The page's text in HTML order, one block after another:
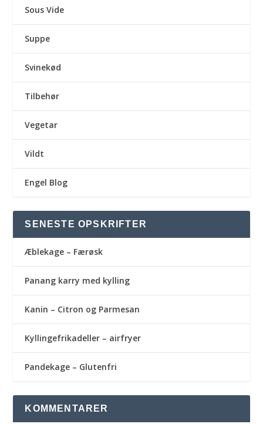
Sous Vide
Suppe
Svinekød
Tilbehør
Vegetar
Vildt
Engel Blog
SENESTE OPSKRIFTER
Æblekage – Færøsk
Panang karry med kylling
Kanin – Citron og Parmesan
Kyllingefrikadeller – airfryer
Pandekage – Glutenfri
KOMMENTARER